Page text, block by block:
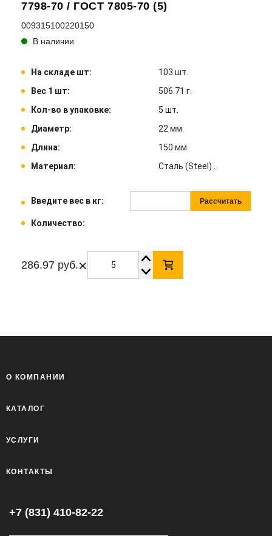
7798-70 / ГОСТ 7805-70 (5)
009315100220150
В наличии
На складе шт:
103 шт.
Вес 1 шт:
506.71 г.
Кол-во в упаковке:
5 шт.
Диаметр:
22 мм.
Длина:
150 мм.
Материал:
Сталь (Steel) .
Введите вес в кг: Рассчитать
Количество:
286.97 руб.×
О КОМПАНИИ
КАТАЛОГ
УСЛУГИ
КОНТАКТЫ
+7 (831) 410-82-22